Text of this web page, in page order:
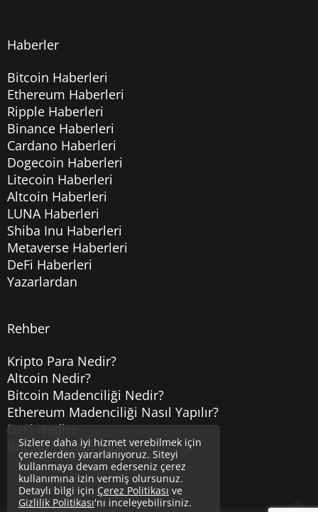
Haberler
Bitcoin Haberleri
Ethereum Haberleri
Ripple Haberleri
Binance Haberleri
Cardano Haberleri
Dogecoin Haberleri
Litecoin Haberleri
Altcoin Haberleri
LUNA Haberleri
Shiba Inu Haberleri
Metaverse Haberleri
DeFi Haberleri
Yazarlardan
Rehber
Kripto Para Nedir?
Altcoin Nedir?
Bitcoin Madenciliği Nedir?
Ethereum Madenciliği Nasıl Yapılır?
DeFi Nedir?
Bitcoin Hesabı Nasıl Açılır?
Sizlere daha iyi hizmet verebilmek için
çerezlerden yararlanıyoruz. Siteyi
kullanmaya devam ederseniz çerez
kullanımına izin vermiş olursunuz.
Detaylı bilgi için Çerez Politikası ve
Gizlilik Politikası'nı inceleyebilirsiniz.